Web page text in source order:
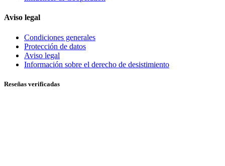
Aviso legal
Condiciones generales
Protección de datos
Aviso legal
Información sobre el derecho de desistimiento
Reseñas verificadas